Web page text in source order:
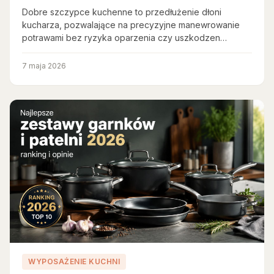
Dobre szczypce kuchenne to przedłużenie dłoni
kucharza, pozwalające na precyzyjne manewrowanie
potrawami bez ryzyka oparzenia czy uszkodzen…
7 maja 2026
WYPOSAŻENIE KUCHNI